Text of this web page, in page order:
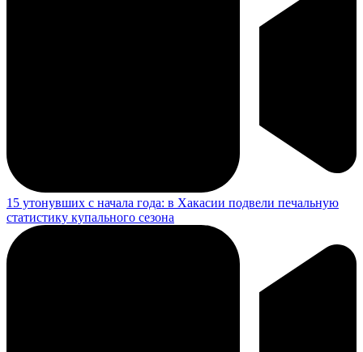
15 утонувших с начала года: в Хакасии подвели печальную
статистику купального сезона